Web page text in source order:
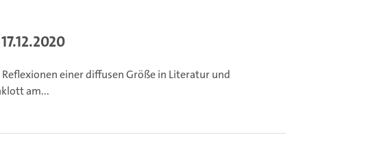
einer diffusen Größe in Literatur und
am...